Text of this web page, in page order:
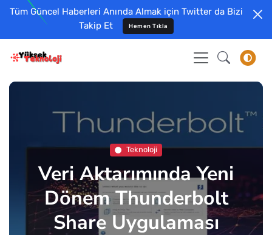
Tüm Güncel Haberleri Anında Almak için Twitter da Bizi
Takip Et
Hemen Tıkla
Teknoloji
Veri Aktarımında Yeni
Dönem Thunderbolt
Share Uygulaması